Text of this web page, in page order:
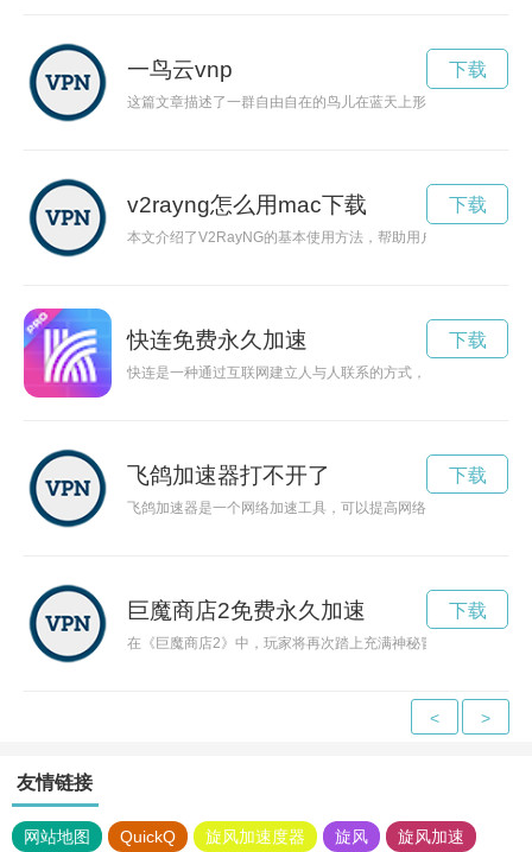
一鸟云vnp
这篇文章描述了一群自由自在的鸟儿在蓝天上形成的奇妙云朵
下载
v2rayng怎么用mac下载
本文介绍了V2RayNG的基本使用方法，帮助用户实现稳定快速
下载
快连免费永久加速
快连是一种通过互联网建立人与人联系的方式，它能为人们提
下载
飞鸽加速器打不开了
飞鸽加速器是一个网络加速工具，可以提高网络速度和稳定性
下载
巨魔商店2免费永久加速
在《巨魔商店2》中，玩家将再次踏上充满神秘冒险的征程，探
下载
< >
友情链接
网站地图 QuickQ 旋风加速度器 旋风 旋风加速